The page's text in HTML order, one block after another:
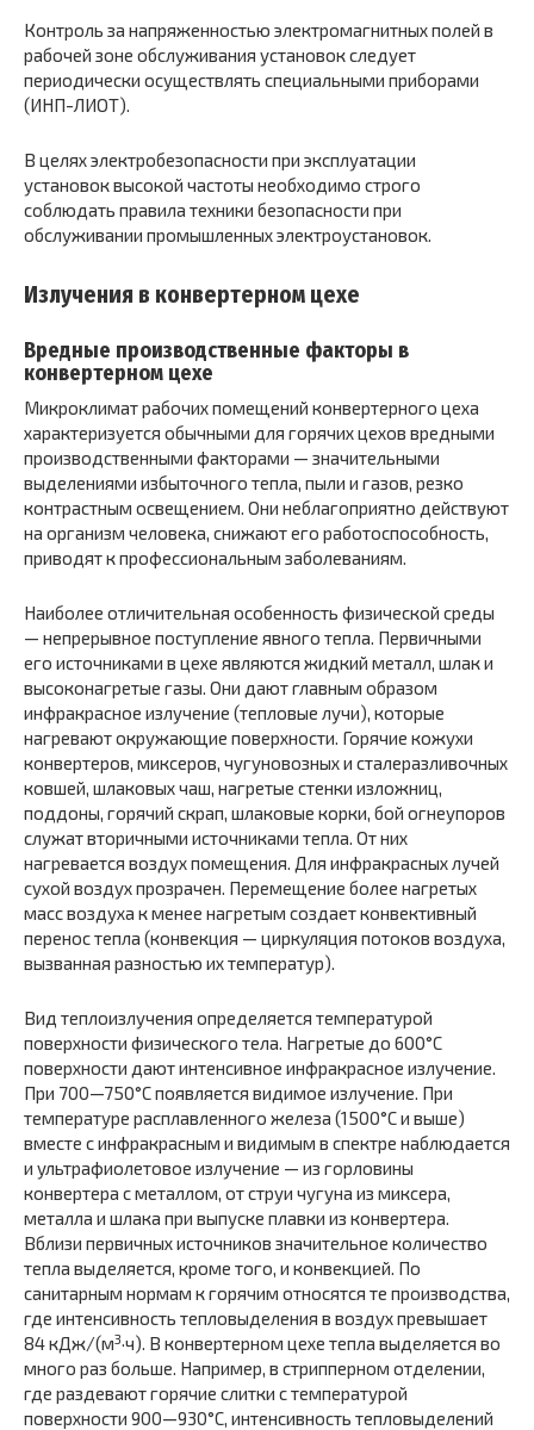
Контроль за напряженностью электромагнитных полей в
рабочей зоне обслуживания установок следует
периодически осуществлять специальными приборами
(ИНП-ЛИОТ).
В целях электробезопасности при эксплуатации
установок высокой частоты необходимо строго
соблюдать правила техники безопасности при
обслуживании промышленных электроустановок.
Излучения в конвертерном цехе
Вредные производственные факторы в
конвертерном цехе
Микроклимат рабочих помещений конвертерного цеха
характеризуется обычными для горячих цехов вредными
производственными факторами — значительными
выделениями избыточного тепла, пыли и газов, резко
контрастным освещением. Они неблагоприятно действуют
на организм человека, снижают его работоспособность,
приводят к профессиональным заболеваниям.
Наиболее отличительная особенность физической среды
— непрерывное поступление явного тепла. Первичными
его источниками в цехе являются жидкий металл, шлак и
высоконагретые газы. Они дают главным образом
инфракрасное излучение (тепловые лучи), которые
нагревают окружающие поверхности. Горячие кожухи
конвертеров, миксеров, чугуновозных и сталеразливочных
ковшей, шлаковых чаш, нагретые стенки изложниц,
поддоны, горячий скрап, шлаковые корки, бой огнеупоров
служат вторичными источниками тепла. От них
нагревается воздух помещения. Для инфракрасных лучей
сухой воздух прозрачен. Перемещение более нагретых
масс воздуха к менее нагретым создает конвективный
перенос тепла (конвекция — циркуляция потоков воздуха,
вызванная разностью их температур).
Вид теплоизлучения определяется температурой
поверхности физического тела. Нагретые до 600°С
поверхности дают интенсивное инфракрасное излучение.
При 700—750°С появляется видимое излучение. При
температуре расплавленного железа (1500°С и выше)
вместе с инфракрасным и видимым в спектре наблюдается
и ультрафиолетовое излучение — из горловины
конвертера с металлом, от струи чугуна из миксера,
металла и шлака при выпуске плавки из конвертера.
Вблизи первичных источников значительное количество
тепла выделяется, кроме того, и конвекцией. По
санитарным нормам к горячим относятся те производства,
где интенсивность тепловыделения в воздух превышает
84 кДж/(м3·ч). В конвертерном цехе тепла выделяется во
много раз больше. Например, в стрипперном отделении,
где раздевают горячие слитки с температурой
поверхности 900—930°С, интенсивность тепловыделений